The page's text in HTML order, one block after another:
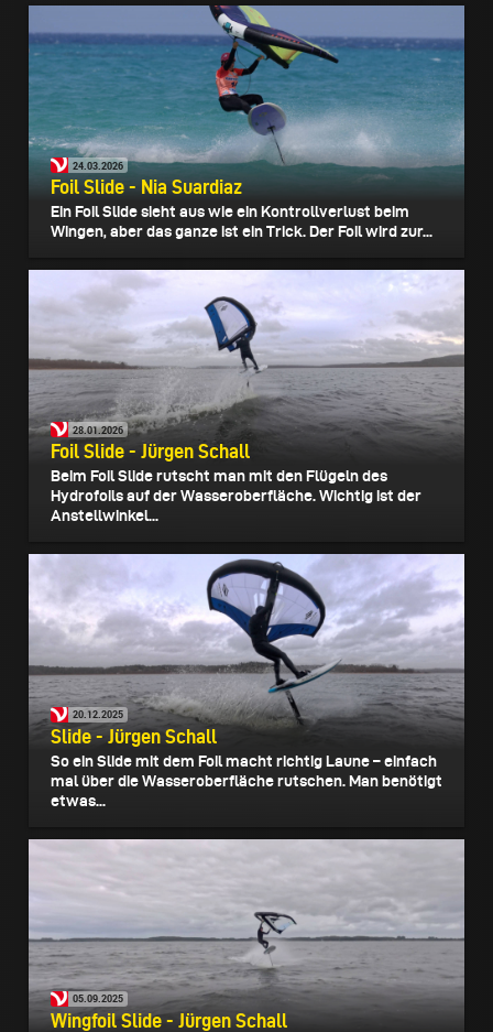
24.03.2026
Foil Slide - Nia Suardiaz
Ein Foil Slide sieht aus wie ein Kontrollverlust beim
Wingen, aber das ganze ist ein Trick. Der Foil wird zur...
28.01.2026
Foil Slide - Jürgen Schall
Beim Foil Slide rutscht man mit den Flügeln des
Hydrofoils auf der Wasseroberfläche. Wichtig ist der
Anstellwinkel...
20.12.2025
Slide - Jürgen Schall
So ein Slide mit dem Foil macht richtig Laune – einfach
mal über die Wasseroberfläche rutschen. Man benötigt
etwas...
05.09.2025
Wingfoil Slide - Jürgen Schall